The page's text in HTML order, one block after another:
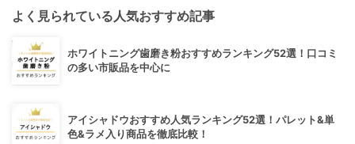
よく見られている人気おすすめ記事
ホワイトニング歯磨き粉おすすめランキング52選！口コミ
の多い市販品を中心に
アイシャドウおすすめ人気ランキング52選！パレット&単
色&ラメ入り商品を徹底比較！